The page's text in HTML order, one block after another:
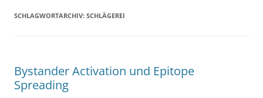
SCHLAGWORTARCHIV: SCHLÄGEREI
Bystander Activation und Epitope
Spreading